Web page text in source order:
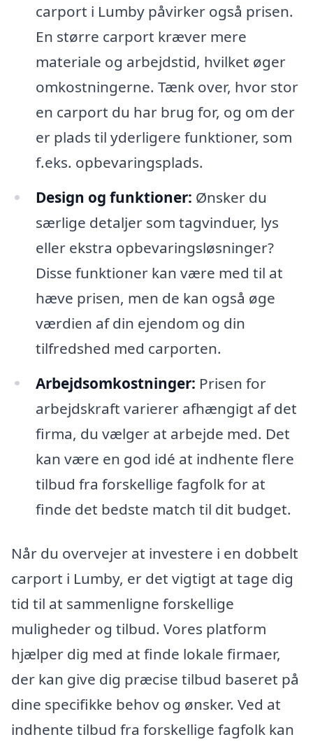
carport i Lumby påvirker også prisen.
En større carport kræver mere
materiale og arbejdstid, hvilket øger
omkostningerne. Tænk over, hvor stor
en carport du har brug for, og om der
er plads til yderligere funktioner, som
f.eks. opbevaringsplads.
Design og funktioner: Ønsker du
særlige detaljer som tagvinduer, lys
eller ekstra opbevaringsløsninger?
Disse funktioner kan være med til at
hæve prisen, men de kan også øge
værdien af din ejendom og din
tilfredshed med carporten.
Arbejdsomkostninger: Prisen for
arbejdskraft varierer afhængigt af det
firma, du vælger at arbejde med. Det
kan være en god idé at indhente flere
tilbud fra forskellige fagfolk for at
finde det bedste match til dit budget.
Når du overvejer at investere i en dobbelt
carport i Lumby, er det vigtigt at tage dig
tid til at sammenligne forskellige
muligheder og tilbud. Vores platform
hjælper dig med at finde lokale firmaer,
der kan give dig præcise tilbud baseret på
dine specifikke behov og ønsker. Ved at
indhente tilbud fra forskellige fagfolk kan